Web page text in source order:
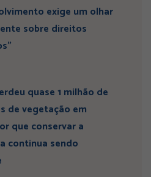
exige um olhar
sobre direitos
quase 1 milhão de
de vegetação em
que conservar a
continua sendo